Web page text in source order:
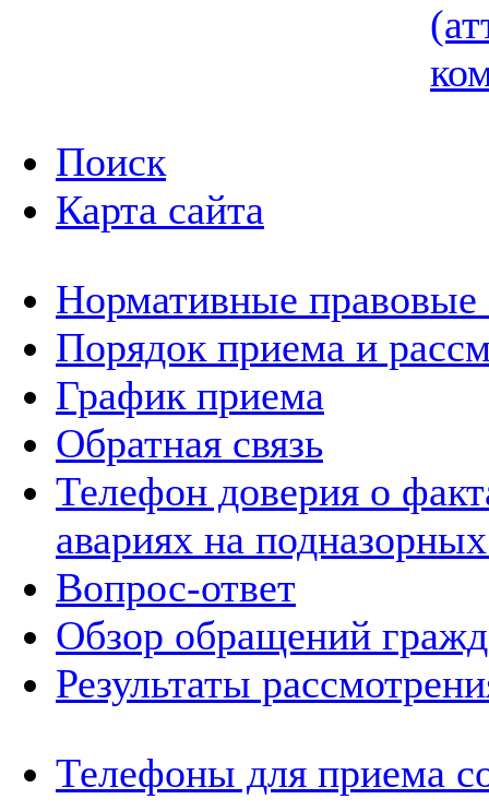
Поиск
Карта сайта
Нормативные правовые
Порядок приема и
График приема
Обратная связь
Телефон доверия о
авариях на
Вопрос-ответ
Обзор обращений
Результаты
Телефоны для приема